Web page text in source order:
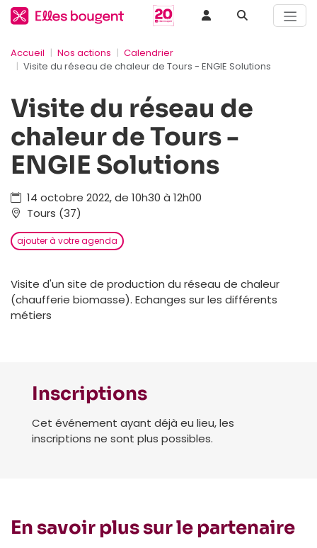
Accueil Nos actions
Calendrier
Visite du réseau de chaleur de Tours - ENGIE Solutions
Visite du réseau de
chaleur de Tours -
ENGIE Solutions
14 octobre 2022, de 10h30 à 12h00
Tours (37)
ajouter à votre agenda
Visite d'un site de production du réseau de chaleur
(chaufferie biomasse). Echanges sur les différents
métiers
Inscriptions
Cet événement ayant déjà eu lieu, les
inscriptions ne sont plus possibles.
En savoir plus sur le partenaire